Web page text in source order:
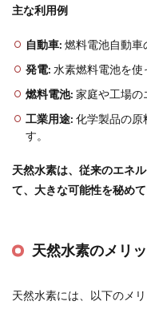
主な利用例
自動車: 燃料電池自動車
発電: 水素燃料電池を使
燃料電池: 家庭や工場の
工業用途: 化学製品の原
す。
天然水素は、従来のエネ
て、大きな可能性を秘めて
天然水素のメリ
天然水素には、以下のメリ